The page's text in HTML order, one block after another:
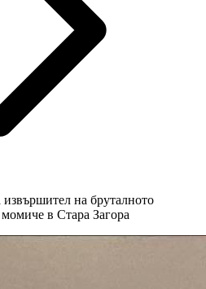
извършител на бруталното
в Стара Загора